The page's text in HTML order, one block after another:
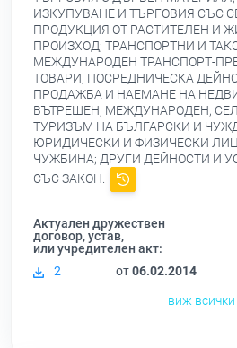
ИЗКУПУВАНЕ И ТЪРГОВИЯ СЪС
ПРОДУКЦИЯ ОТ РАСТИТЕЛЕН И
ПРОИЗХОД; ТРАНСПОРТНИ И
МЕЖДУНАРОДЕН ТРАНСПОРТ-
ТОВАРИ, ПОСРЕДНИЧЕСКА
ПРОДАЖБА И НАЕМАНЕ НА
ВЪТРЕШЕН, МЕЖДУНАРОДЕН,
ТУРИЗЪМ НА БЪЛГАРСКИ И
ЮРИДИЧЕСКИ И ФИЗИЧЕСКИ
ЧУЖБИНА; ДРУГИ ДЕЙНОСТИ И
СЪС ЗАКОН.
Актуален дружествен
договор, устав,
или учредителен акт:
2
от06.02.2014
виж всички